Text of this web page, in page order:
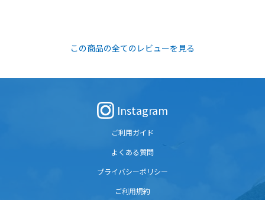
この商品の全てのレビューを見る
Instagram
ご利用ガイド
よくある質問
プライバシーポリシー
ご利用規約